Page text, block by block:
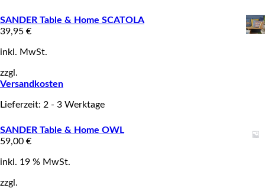
SANDER Table & Home SCATOLA
39,95 €
inkl. MwSt.
zzgl.
Versandkosten
Lieferzeit: 2 - 3 Werktage
SANDER Table & Home OWL
59,00 €
inkl. 19 % MwSt.
zzgl.